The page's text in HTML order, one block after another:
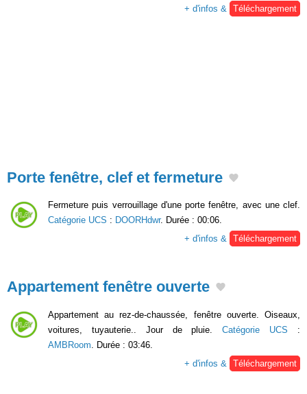
+ d'infos &
Téléchargement
Porte fenêtre, clef et fermeture
Fermeture puis verrouillage d'une porte fenêtre, avec une clef.
Catégorie UCS : DOORHdwr. Durée : 00:06.
+ d'infos & Téléchargement
Appartement fenêtre ouverte
Appartement au rez-de-chaussée, fenêtre ouverte. Oiseaux,
voitures, tuyauterie.. Jour de pluie.Catégorie UCS :
AMBRoom. Durée : 03:46.
+ d'infos & Téléchargement